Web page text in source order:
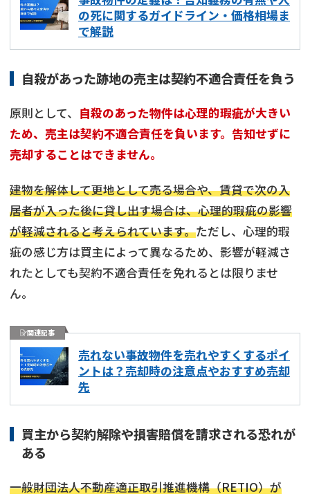
の死に関するガイドライン・価格相場ま
で解説
自殺があった跡地の売主は契約不適合責任を負う
原則として、 自殺のあった物件は心理的瑕疵が大きい
ため、売主は契約不適合責任を負います。告知せずに
売却することはできません。
建物を解体して更地として売る場合や、賃貸で次の入
居者が入った後に貸し出す場合は、心理的瑕疵の影響
が軽減されると考えられています。ただし、心理的瑕
疵の感じ方は買主によって異なるため、影響が軽減さ
れたとしても契約不適合責任を免れるとは限りませ
ん。
関連記事
売れない事故物件を売れやすくするポイ
ントは？売却時の注意点やおすすめ売却
先
買主から契約解除や損害賠償を請求される恐れが
ある
一般財団法人不動産適正取引推進機構（RETIO）が